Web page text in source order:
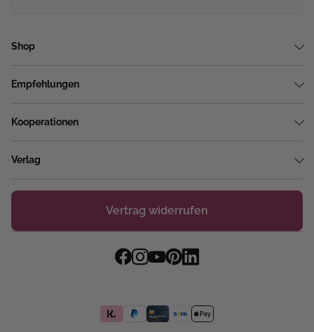
Shop
Empfehlungen
Kooperationen
Verlag
Vertrag widerrufen